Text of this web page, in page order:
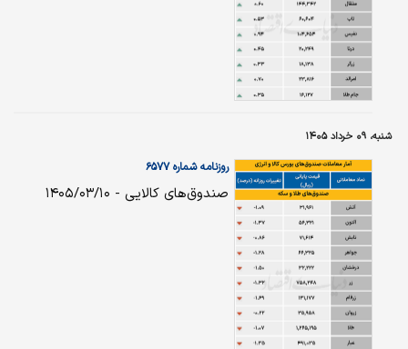
شنبه، ۰۹ خرداد ۱۴۰۵
روزنامه شماره ۶۵۷۷
صندوق‌های کالایی - ۱۴۰۵/۰۳/۱۰